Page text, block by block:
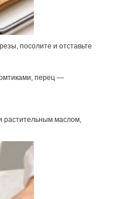
посолите и отставьте
перец —
растительным маслом,